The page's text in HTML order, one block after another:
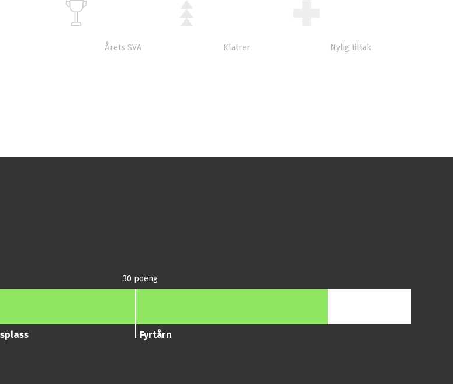
Årets SVA Klatrer Nylig tiltak
Fyrtårn
30 poeng